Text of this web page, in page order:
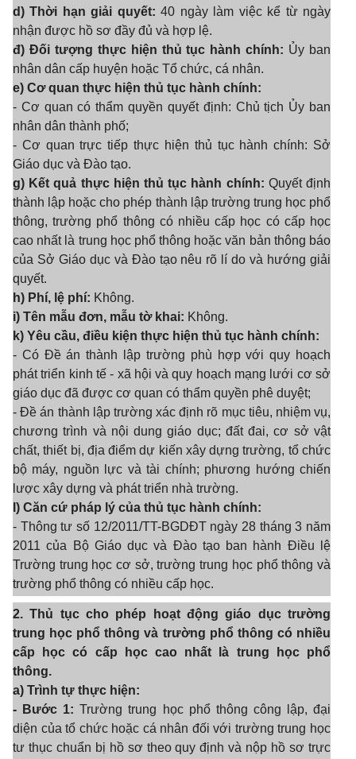
d) Thời hạn giải quyết: 40 ngày làm việc kể từ ngày
nhận được hồ sơ đầy đủ và hợp lệ.
đ) Đối tượng thực hiện thủ tục hành chính: Ủy ban
nhân dân cấp huyện hoặc Tổ chức, cá nhân.
e) Cơ quan thực hiện thủ tục hành chính:
- Cơ quan có thẩm quyền quyết định: Chủ tịch Ủy ban
nhân dân thành phố;
- Cơ quan trực tiếp thực hiện thủ tục hành chính: Sở
Giáo dục và Đào tạo.
g) Kết quả thực hiện thủ tục hành chính: Quyết định
thành lập hoặc cho phép thành lập trường trung học phổ
thông, trường phổ thông có nhiều cấp học có cấp học
cao nhất là trung học phổ thông hoặc văn bản thông báo
của Sở Giáo dục và Đào tạo nêu rõ lí do và hướng giải
quyết.
h) Phí, lệ phí: Không.
i) Tên mẫu đơn, mẫu tờ khai: Không.
k) Yêu cầu, điều kiện thực hiện thủ tục hành chính:
- Có Đề án thành lập trường phù hợp với quy hoạch
phát triển kinh tế - xã hội và quy hoạch mạng lưới cơ sở
giáo dục đã được cơ quan có thẩm quyền phê duyệt;
- Đề án thành lập trường xác định rõ mục tiêu, nhiệm vụ,
chương trình và nội dung giáo dục; đất đai, cơ sở vật
chất, thiết bị, địa điểm dự kiến xây dựng trường, tổ chức
bộ máy, nguồn lực và tài chính; phương hướng chiến
lược xây dựng và phát triển nhà trường.
l) Căn cứ pháp lý của thủ tục hành chính:
- Thông tư số 12/2011/TT-BGDĐT ngày 28 tháng 3 năm
2011 của Bộ Giáo dục và Đào tạo ban hành Điều lệ
Trường trung học cơ sở, trường trung học phổ thông và
trường phổ thông có nhiều cấp học.
2. Thủ tục cho phép hoạt động giáo dục trường
trung học phổ thông và trường phổ thông có nhiều
cấp học có cấp học cao nhất là trung học phổ
thông.
a) Trình tự thực hiện:
- Bước 1: Trường trung học phổ thông công lập, đại
diện của tổ chức hoặc cá nhân đối với trường trung học
tư thục chuẩn bị hồ sơ theo quy định và nộp hồ sơ trực